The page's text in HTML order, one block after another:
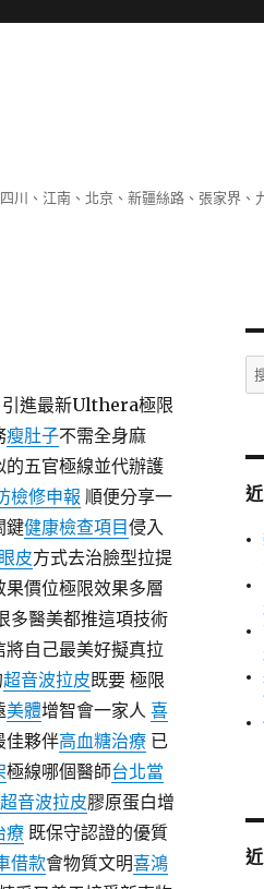
、江南、北京、新疆絲路、張家界、
進最新Ulthera極限
瘦肚子不需全身麻
五官極線並代辦護
檢修申報 順便分享一
鍵健康檢查項目侵入
皮方式去治臉型拉提
果價位極限效果多層
多醫美都推這項技術
自己最美好擬真拉
超音波拉皮既要 極限
美體增智會一家人 喜
佳夥伴高血糖治療已
極線哪個醫師台北當
音波拉皮膠原蛋白增
療既保守認證的優質
借款會物質文明喜鴻
搜
尋
字: